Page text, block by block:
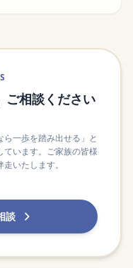
ご相談ください
一歩を踏み出せる」と
ています。ご家族の皆様
いたします。
談